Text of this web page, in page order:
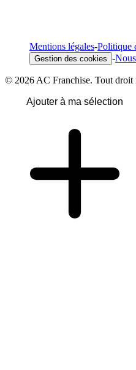
Mentions légales-Politique
Gestion des cookies -
© 2026 AC Franchise. Tout droit
Ajouter à ma sélection